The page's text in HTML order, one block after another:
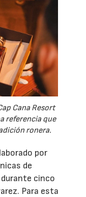
Cana Resort
referencia que
ronera.
por
de
cinco
Para esta